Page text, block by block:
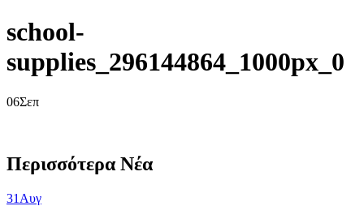
school-
supplies_296144864_1000px_0
06Σεπ
Περισσότερα Νέα
31 Αυγ